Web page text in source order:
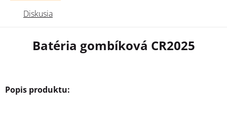
Diskusia
Batéria gombíková CR2025
Popis produktu: